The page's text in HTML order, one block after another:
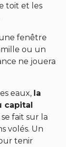
toit et les
fenêtre
ou un
ne jouera
eaux, la
capital
fait sur la
volés. Un
tenir